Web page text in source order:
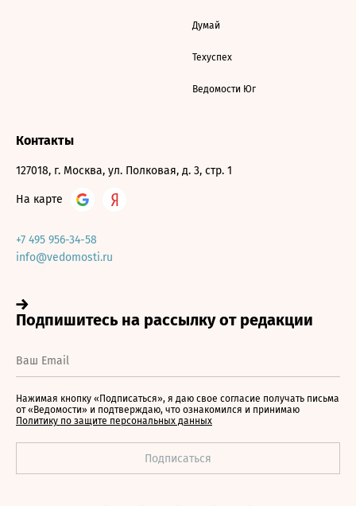
Думай
Техуспех
Ведомости Юг
Контакты
127018, г. Москва, ул. Полковая, д. 3, стр. 1
На карте
+7 495 956-34-58
info@vedomosti.ru
Нажимая кнопку «Подписаться», я даю свое согласие получать письма
от «Ведомости» и подтверждаю, что ознакомился и принимаю
Политику по защите персональных данных